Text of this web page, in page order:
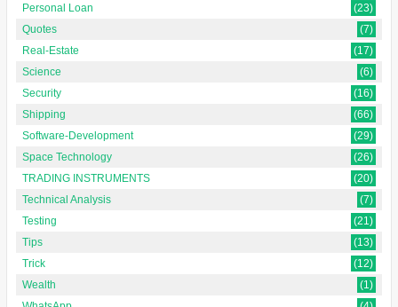
Personal Loan
(23)
Quotes
(7)
Real-Estate
(17)
Science
(6)
Security
(16)
Shipping
(66)
Software-Development
(29)
Space Technology
(26)
TRADING INSTRUMENTS
(20)
Technical Analysis
(7)
Testing
(21)
Tips
(13)
Trick
(12)
Wealth
(1)